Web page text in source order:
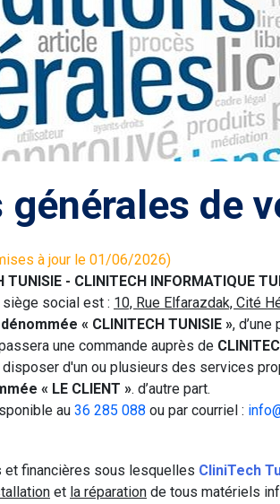
de
à jour le 01/06/2026)
TUNISIE - CLINITECH INFORMATIQUE
social est : 10, Rue Elfarazdak, Cité
« CLINITECH TUNISIE », d’une
une commande auprès de
d'un ou plusieurs des services
« LE CLIENT ». d’autre part.
au 36 285 088 ou par courriel :
et financières sous lesquelles CliniTech
et la réparation de tous matériels